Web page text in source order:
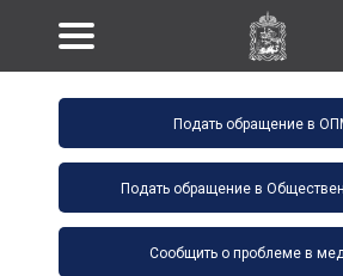
Подать обращение в
Подать обращение в
Сообщить о проблеме в